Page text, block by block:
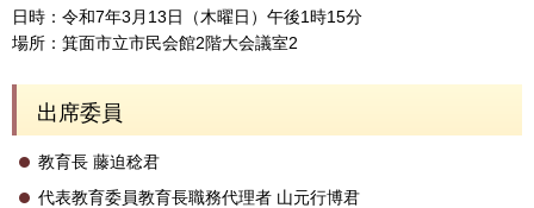
日時：令和7年3月13日（木曜日）午後1時15分
場所：箕面市立市民会館2階大会議室2
出席委員
教育長 藤迫稔君
代表教育委員教育長職務代理者 山元行博君